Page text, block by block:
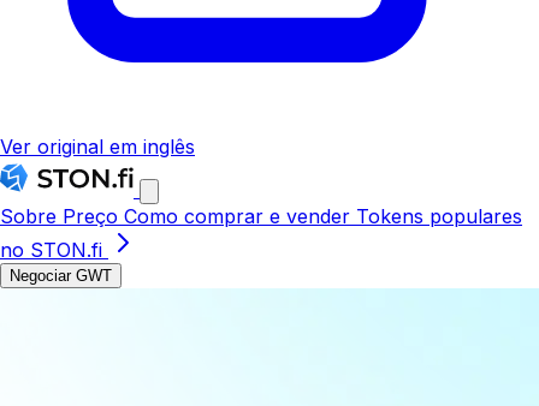
Ver original em inglês
Sobre Preço Como comprar e vender Tokens populares
no STON.fi
Negociar GWT